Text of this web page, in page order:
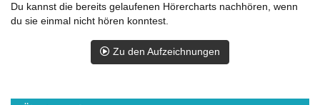
Du kannst die bereits gelaufenen Hörercharts nachhören, wenn
du sie einmal nicht hören konntest.
Zu den Aufzeichnungen